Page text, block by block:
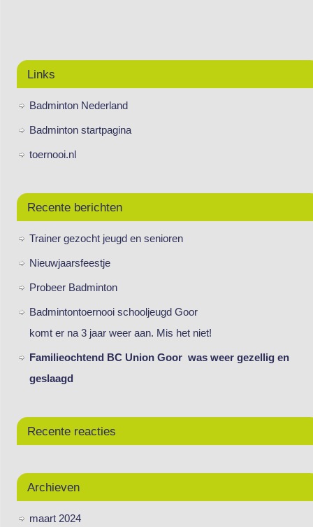
Links
Badminton Nederland
Badminton startpagina
toernooi.nl
Recente berichten
Trainer gezocht jeugd en senioren
Nieuwjaarsfeestje
Probeer Badminton
Badmintontoernooi schooljeugd Goor
komt er na 3 jaar weer aan. Mis het niet!
Familieochtend BC Union Goor was weer gezellig en
geslaagd
Recente reacties
Archieven
maart 2024